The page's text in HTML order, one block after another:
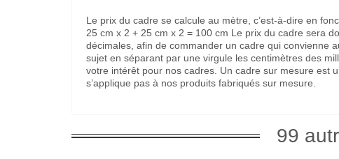
Le prix du cadre se calcule au mètre, c’est-à-dire en
25 cm x 2 + 25 cm x 2 = 100 cm Le prix du cadre sera
décimales, afin de commander un cadre qui convienne
sujet en séparant par une virgule les centimètres des
votre intérêt pour nos cadres. Un cadre sur mesure est
s’applique pas à nos produits fabriqués sur mesure.
99